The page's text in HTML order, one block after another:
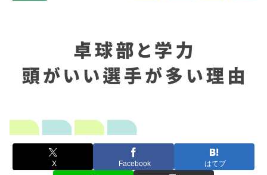
X Facebook はてブ